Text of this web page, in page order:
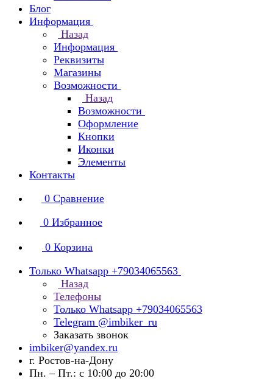
Блог
Информация
Назад
Информация
Реквизиты
Магазины
Возможности
Назад
Возможности
Оформление
Кнопки
Иконки
Элементы
Контакты
0 Сравнение
0 Избранное
0 Корзина
Только Whatsapp +79034065563
Назад
Телефоны
Только Whatsapp +79034065563
Telegram @imbiker_ru
Заказать звонок
imbiker@yandex.ru
г. Ростов-на-Дону
Пн. – Пт.: с 10:00 до 20:00